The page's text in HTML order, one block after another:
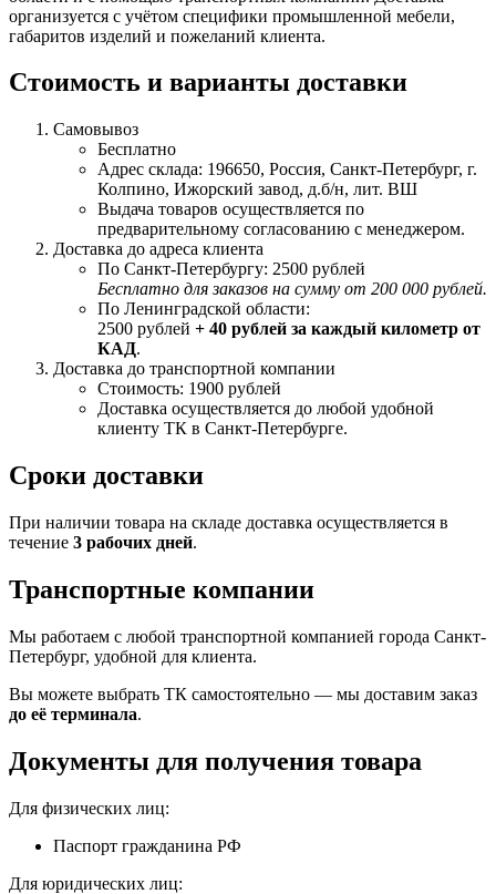
организуется с учётом специфики промышленной мебели,
габаритов изделий и пожеланий клиента.
Стоимость и варианты доставки
Самовывоз
Бесплатно
Адрес склада: 196650, Россия, Санкт-Петербург, г.
Колпино, Ижорский завод, д.б/н, лит. ВШ
Выдача товаров осуществляется по
предварительному согласованию с менеджером.
Доставка до адреса клиента
По Санкт-Петербургу: 2500 рублей
Бесплатно для заказов на сумму от 200 000 рублей.
По Ленинградской области:
2500 рублей + 40 рублей за каждый километр от
КАД.
Доставка до транспортной компании
Стоимость: 1900 рублей
Доставка осуществляется до любой удобной
клиенту ТК в Санкт-Петербурге.
Сроки доставки
При наличии товара на складе доставка осуществляется в
течение 3 рабочих дней.
Транспортные компании
Мы работаем с любой транспортной компанией города Санкт-
Петербург, удобной для клиента.
Вы можете выбрать ТК самостоятельно — мы доставим заказ
до её терминала.
Документы для получения товара
Для физических лиц:
Паспорт гражданина РФ
Для юридических лиц: